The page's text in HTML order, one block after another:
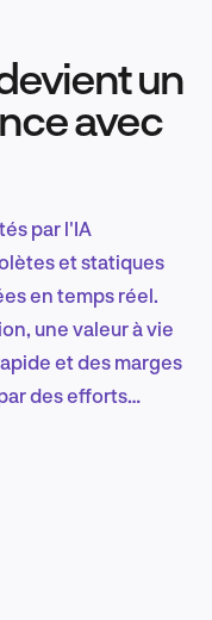
produit un
avec
par l'IA
et statiques
en temps réel.
une valeur à vie
et des marges
des efforts
quotidien.